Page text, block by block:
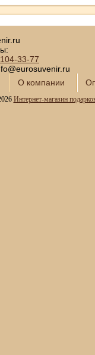
104-33-77
О компании
Интернет-магазин